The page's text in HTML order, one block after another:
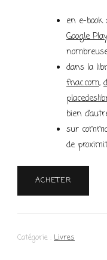
en e-book
Google Play
dans la
fnac.com,
bien
sur
de
ACHETER
Catégorie : Livres